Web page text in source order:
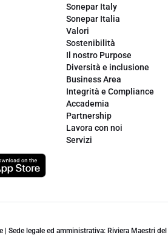
Sonepar Italy
Sonepar Italia
Valori
Sostenibilità
Il nostro Purpose
Diversità e inclusione
Business Area
Integrità e Compliance
Accademia
Partnership
Lavora con noi
Servizi
| Sede legale ed amministrativa: Riviera Maestri